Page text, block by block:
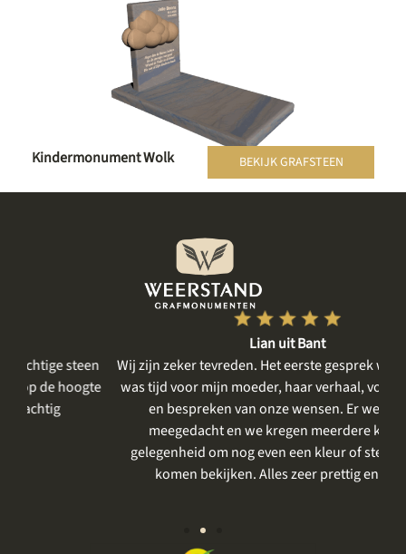
Kindermonument Wolk BEKIJK GRAFSTEEN
Wij zijn zeker tevreden. Het eerste gesprek was rustig, er
was tijd voor mijn moeder, haar verhaal, voor het delen
en bespreken van onze wensen. Er werd goed
meegedacht en we kregen meerdere keren de
gelegenheid om nog even een kleur of steensoort te
komen bekijken. Alles zeer prettig en rustig.